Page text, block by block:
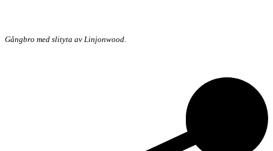
Gångbro med slityta av Linjonwood.